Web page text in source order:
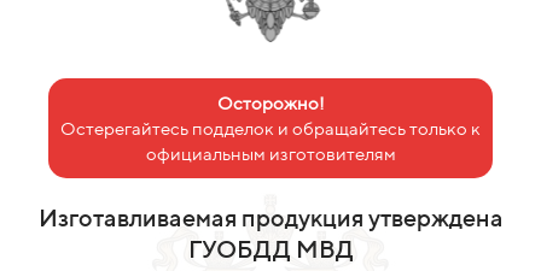
Осторожно!
Остерегайтесь подделок и обращайтесь только к
официальным изготовителям
Изготавливаемая продукция утверждена
ГУОБДД МВД